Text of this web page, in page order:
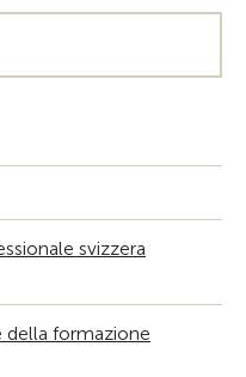
svizzera
formazione